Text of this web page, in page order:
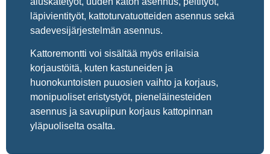
läpivientityöt, kattoturvatuotteiden asennus sekä
sadevesijärjestelmän asennus.
Kattoremontti voi sisältää myös erilaisia
korjaustöitä, kuten kastuneiden ja
huonokuntoisten puuosien vaihto ja korjaus,
monipuoliset eristystyöt, pieneläinesteiden
asennus ja savupiipun korjaus kattopinnan
yläpuoliselta osalta.